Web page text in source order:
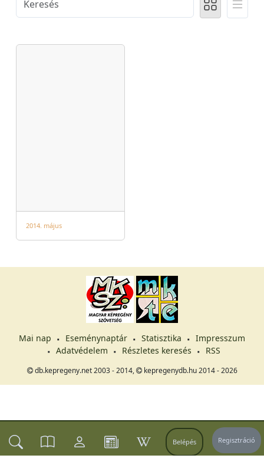
Belépés Regisztráció
2014. május
Mai nap Eseménynaptár Statisztika
Impresszum
Adatvédelem
Részletes keresés RSS
db.kepregeny.net 2003 - 2014, kepregenydb.hu 2014 - 2026